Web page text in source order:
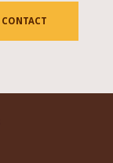
CONTACT